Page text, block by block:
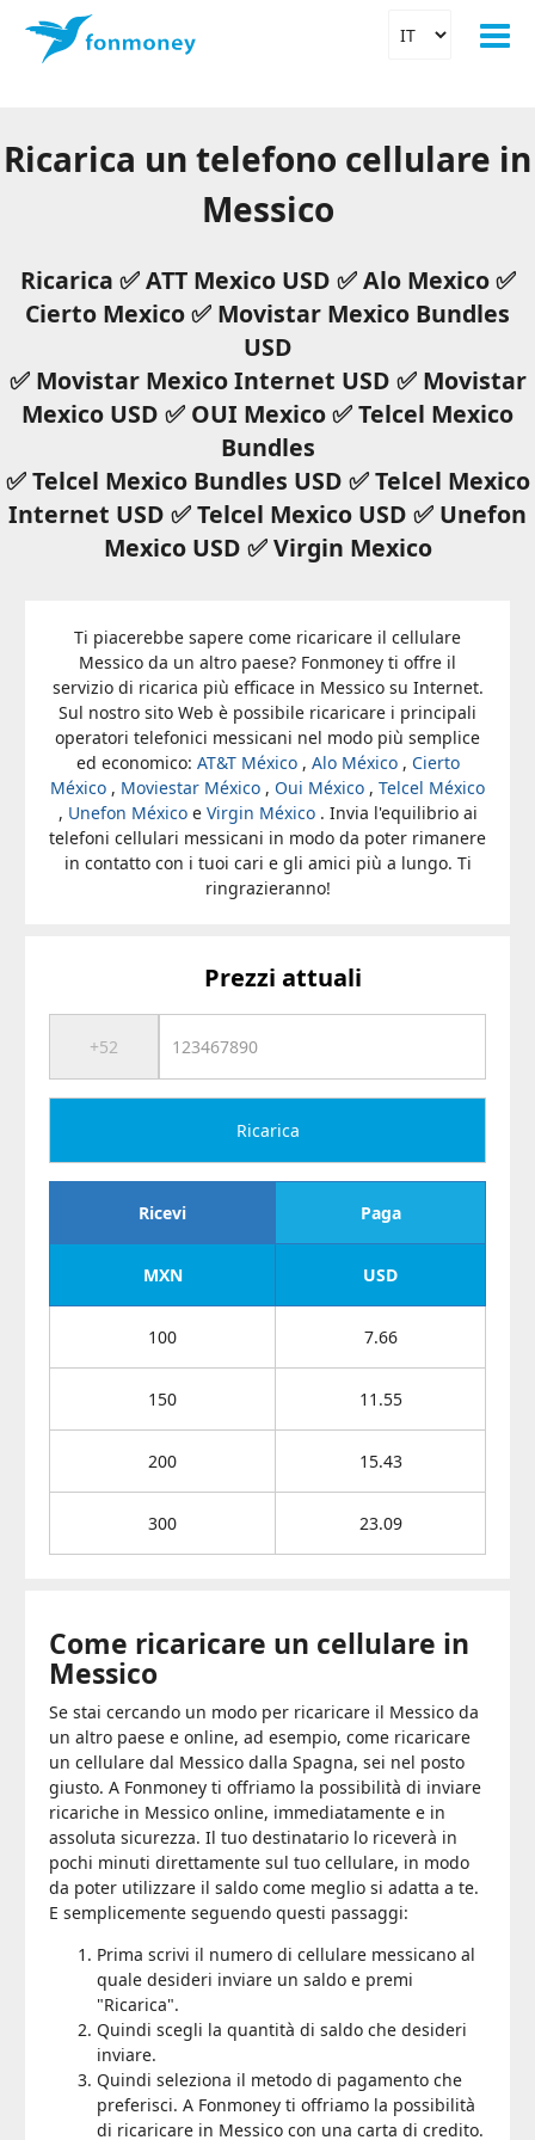
Ricarica un telefono cellulare in
Messico
Ricarica ✅ ATT Mexico USD ✅ Alo Mexico ✅
Cierto Mexico ✅ Movistar Mexico Bundles
USD
✅ Movistar Mexico Internet USD ✅ Movistar
Mexico USD ✅ OUI Mexico ✅ Telcel Mexico
Bundles
✅ Telcel Mexico Bundles USD ✅ Telcel Mexico
Internet USD ✅ Telcel Mexico USD ✅ Unefon
Mexico USD ✅ Virgin Mexico
Ti piacerebbe sapere come ricaricare il cellulare
Messico da un altro paese? Fonmoney ti offre il
servizio di ricarica più efficace in Messico su Internet.
Sul nostro sito Web è possibile ricaricare i principali
operatori telefonici messicani nel modo più semplice
ed economico: AT&T México , Alo México , Cierto
México , Moviestar México , Oui México , Telcel México
, Unefon México e Virgin México . Invia l'equilibrio ai
telefoni cellulari messicani in modo da poter rimanere
in contatto con i tuoi cari e gli amici più a lungo. Ti
ringrazieranno!
Prezzi attuali
Ricarica
Ricevi Paga
MXN USD
100 7.66
150 11.55
200 15.43
300 23.09
Come ricaricare un cellulare in
Messico
Se stai cercando un modo per ricaricare il Messico da
un altro paese e online, ad esempio, come ricaricare
un cellulare dal Messico dalla Spagna, sei nel posto
giusto. A Fonmoney ti offriamo la possibilità di inviare
ricariche in Messico online, immediatamente e in
assoluta sicurezza. Il tuo destinatario lo riceverà in
pochi minuti direttamente sul tuo cellulare, in modo
da poter utilizzare il saldo come meglio si adatta a te.
E semplicemente seguendo questi passaggi:
Prima scrivi il numero di cellulare messicano al
quale desideri inviare un saldo e premi
"Ricarica".
Quindi scegli la quantità di saldo che desideri
inviare.
Quindi seleziona il metodo di pagamento che
preferisci. A Fonmoney ti offriamo la possibilità
di ricaricare in Messico con una carta di credito.